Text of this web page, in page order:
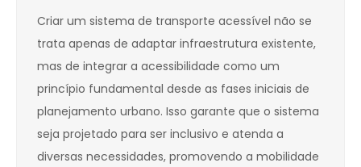
Criar um sistema de transporte acessível não se
trata apenas de adaptar infraestrutura existente,
mas de integrar a acessibilidade como um
princípio fundamental desde as fases iniciais de
planejamento urbano. Isso garante que o sistema
seja projetado para ser inclusivo e atenda a
diversas necessidades, promovendo a mobilidade